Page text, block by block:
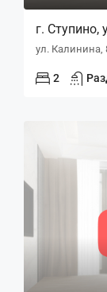
г. Ступино,
ул. Калинина,
2